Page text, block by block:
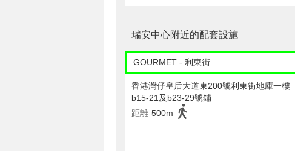
瑞安中心附近的配套設施
GOURMET - 利東街
香港灣仔皇后大道東200號利東街地庫一樓
b15-21及b23-29號鋪
距離 500m